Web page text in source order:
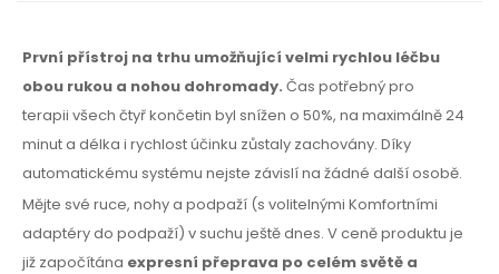
První přístroj na trhu umožňující velmi rychlou léčbu
obou rukou a nohou dohromady. Čas potřebnýpro
terapii všech čtyř končetin byl snížen o 50%, na maximálně24
minut a délka i rychlost účinku zůstaly zachovány. Díky
automatickému systému nejste závislí na žádné další osobě.
Mějte své ruce, nohy a podpaží (s volitelnými Komfortními
adaptéry do podpaží) v suchu ještě dnes. V ceně produktu je
již započítána expresní přeprava po celém světě a